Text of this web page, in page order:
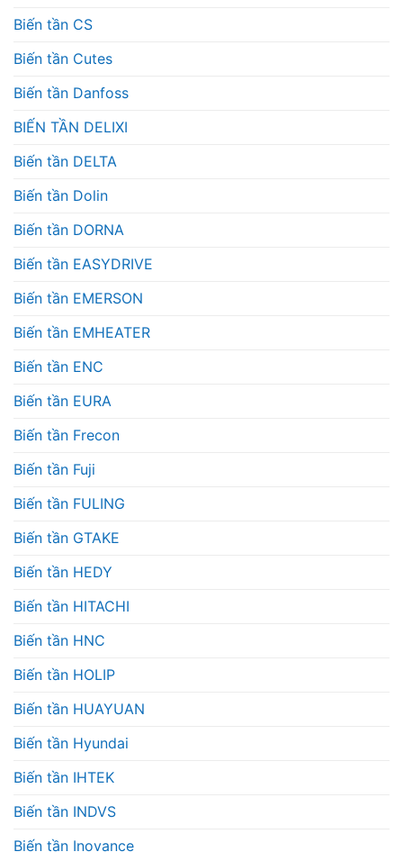
Biến tần CS
Biến tần Cutes
Biến tần Danfoss
BIẾN TẦN DELIXI
Biến tần DELTA
Biến tần Dolin
Biến tần DORNA
Biến tần EASYDRIVE
Biến tần EMERSON
Biến tần EMHEATER
Biến tần ENC
Biến tần EURA
Biến tần Frecon
Biến tần Fuji
Biến tần FULING
Biến tần GTAKE
Biến tần HEDY
Biến tần HITACHI
Biến tần HNC
Biến tần HOLIP
Biến tần HUAYUAN
Biến tần Hyundai
Biến tần IHTEK
Biến tần INDVS
Biến tần Inovance